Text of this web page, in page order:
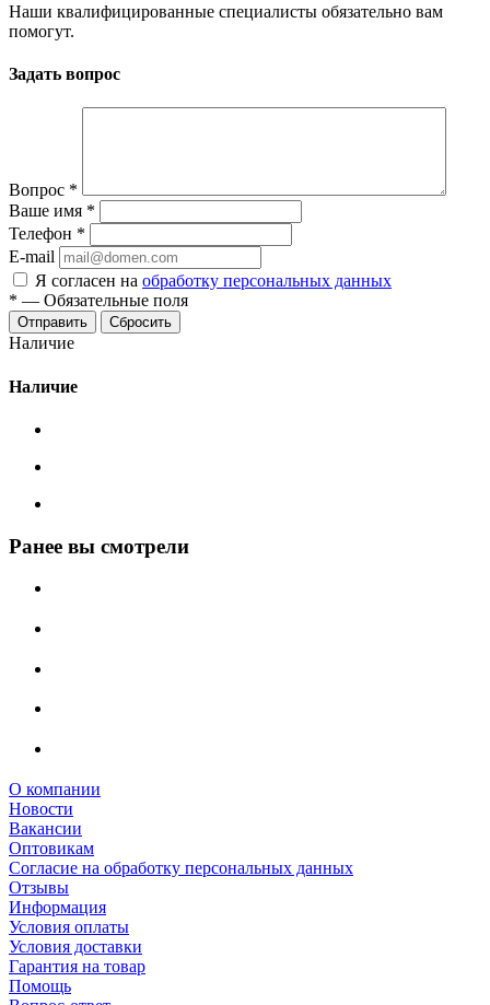
Наши квалифицированные специалисты обязательно вам
помогут.
Задать вопрос
Вопрос *
Ваше имя *
Телефон *
E-mail
Я согласен на обработку персональных данных
* — Обязательные поля
Сбросить
Наличие
Наличие
Ранее вы смотрели
О компании
Новости
Вакансии
Оптовикам
Cогласие на обработку персональных данных
Отзывы
Информация
Условия оплаты
Условия доставки
Гарантия на товар
Помощь